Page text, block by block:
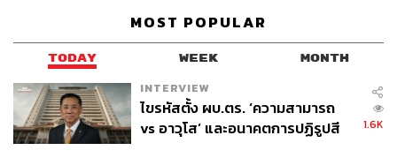
MOST POPULAR
TODAY WEEK MONTH
INTERVIEW
ไขรหัสตั้ง ผบ.ตร. ‘ความสามารถ
vs อาวุโส’ และอนาคตการปฏิรูปสี
1.6K